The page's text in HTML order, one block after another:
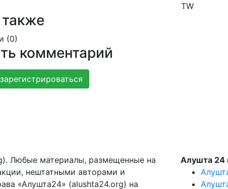
TW
(0)
комментарий
Любые материалы, размещенные на
нештатными авторами и
«Алушта24» (alushta24.org) на
Алушта 24